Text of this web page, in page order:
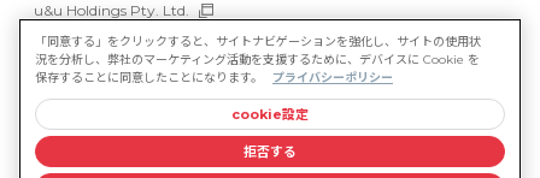
u&u Holdings Pty. Ltd.
DFP Recruitment Holdings Pty. Ltd.
Asia Recruit Holdings Sdn.Bhd.
WILLOF Vietnam Company Limited
サイトマップ
マルチステークホルダー方針
情報セキュリティ基本方針
プライバシーポリシー
「同意する」をクリックすると、サイトナビゲーションを強化し、サイトの使用状
況を分析し、弊社のマーケティング活動を支援するために、デバイスに Cookie を
保存することに同意したことになります。
プライバシーポリシー
cookie設定
拒否する